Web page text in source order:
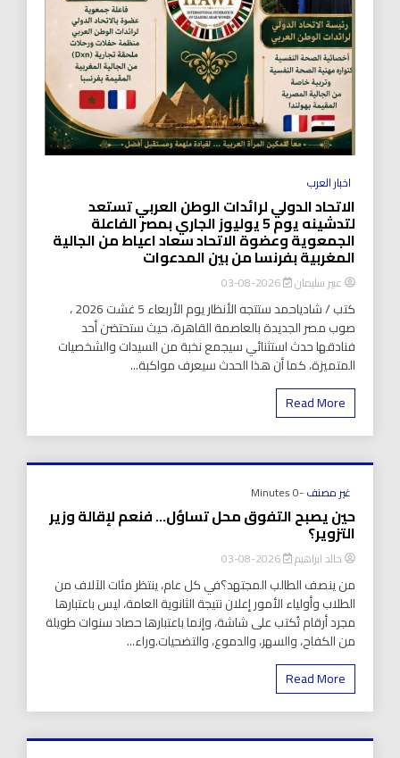
اخبار العرب
الاتحاد الدولي لرائدات الوطن العربي تستعد
لتدشينه يوم 5 يوليوز الجاري بمصر الفاعلة
الجمعوية وعضوة الاتحاد سعاد اعياط من الجالية
المغربية بفرنسا من بين المدعوات
عبير سليمان 2026-08-03
كتب / شادياحمد ستتجه الأنظار يوم الأربعاء 5 غشت 2026 ،
صوب مصر الجديدة بالعاصمة القاهرة، حيث ستحتضن أحد
فنادقها حدث استثنائي سيجمع نخبة من السيدات والشخصيات
المتميزة، كما أن هذا الحدث سيعرف مواكبة...
Read More
غير مصنف-0 Minutes
حين يصبح التفوق محل تساؤل… فنعم لإقالة وزير
التزوير؟
خالد ابراهيم 2026-08-03
من ينصف الطالب المجتهد؟في كل عام، ينتظر مئات الآلاف من
الطلاب وأولياء الأمور إعلان نتيجة الثانوية العامة، ليس باعتبارها
مجرد أرقام تُكتب على شاشة، وإنما باعتبارها حصاد سنوات طويلة
من الكفاح، والسهر، والدموع، والتضحيات.وراء...
Read More